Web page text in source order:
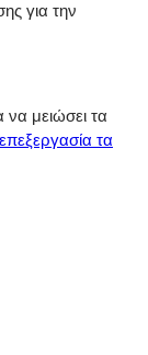
για την
να μειώσει τα
τα